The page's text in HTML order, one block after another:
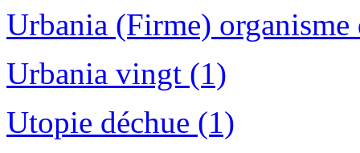
Urbania (Firme)
Urbania vingt (1)
Utopie déchue (1)